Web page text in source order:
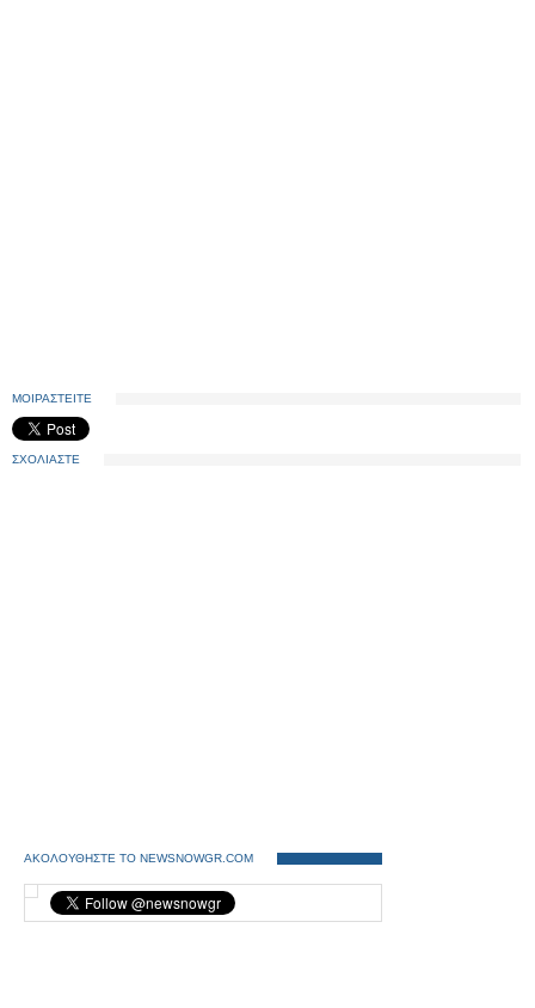
ΜΟΙΡΑΣΤΕΙΤΕ
ΣΧΟΛΙΑΣΤΕ
ΑΚΟΛΟΥΘΗΣΤΕ ΤΟ NEWSNOWGR.COM